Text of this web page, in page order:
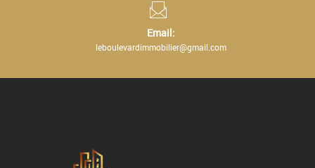
Email:
leboulevardimmobilier@gmail.com